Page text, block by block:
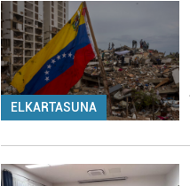
ELKARTASUNA